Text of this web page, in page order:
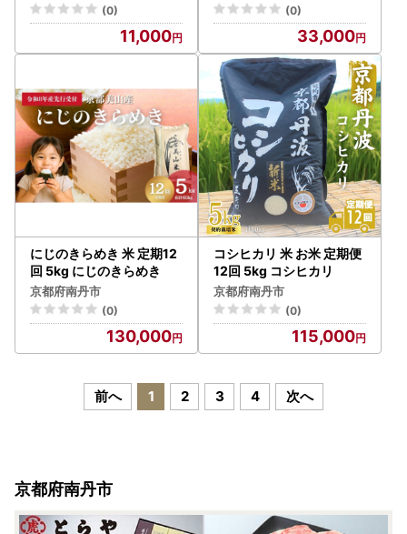
(0)
11,000
(0)
33,000
にじのきらめき 米 定期12
回 5kg にじのきらめき
京都府南丹市
(0)
130,000
コシヒカリ 米 お米 定期便
12回 5kg コシヒカリ
京都府南丹市
(0)
115,000
前へ 1 2 3 4 次へ
京都府南丹市